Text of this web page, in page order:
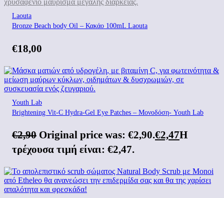
Laouta
Bronze Beach body Oil – Κακάο 100mL Laouta
€18,00
Youth Lab
Brightening Vit-C Hydra-Gel Eye Patches – Μονοδόση- Youth Lab
€2,90 Original price was: €2,90.€2,47Η
τρέχουσα τιμή είναι: €2,47.